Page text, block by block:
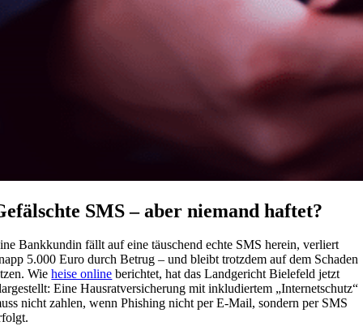
SMS – aber niemand haftet?
Bankkundin fällt auf eine täuschend echte SMS herein, verliert
5.000 Euro durch Betrug – und bleibt trotzdem auf dem Schaden
Wieheise online berichtet, hat das Landgericht Bielefeld jetzt
Eine Hausratversicherung mit inkludiertem „Internetschutz“
nicht zahlen, wenn Phishing nicht per E-Mail, sondern per SMS